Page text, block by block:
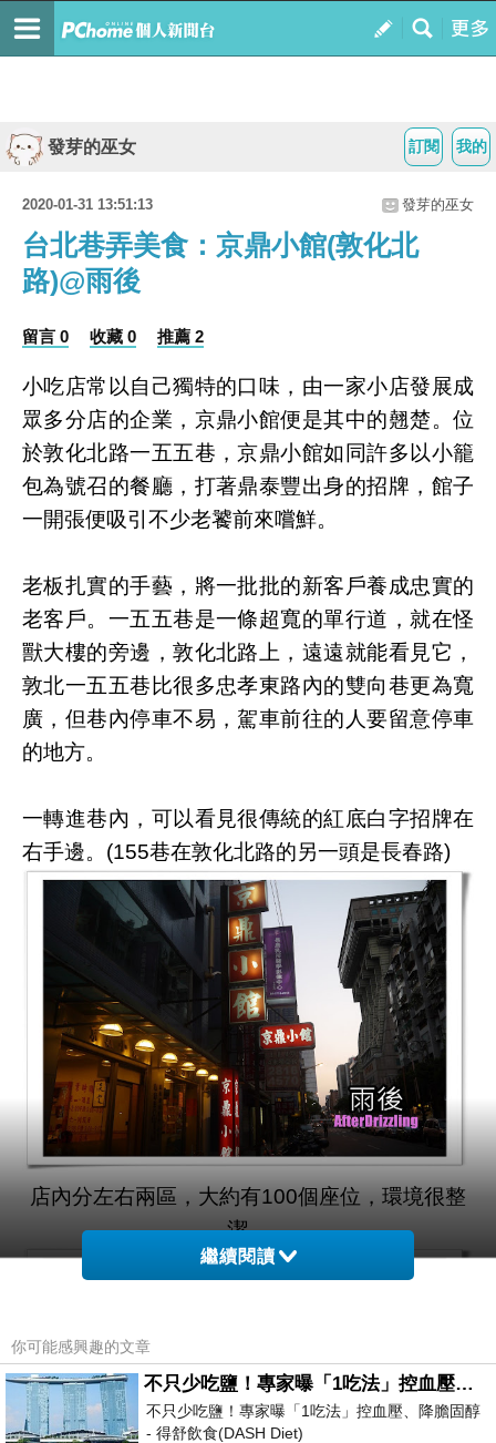
我的
訂閱
發芽的巫女
2020-01-31 13:51:13 發芽的巫女
台北巷弄美食：京鼎小館(敦化北
路)@雨後
留言 0 收藏 0 推薦 2
小吃店常以自己獨特的口味，由一家小店發展成
眾多分店的企業，京鼎小館便是其中的翹楚。位
於敦化北路一五五巷，京鼎小館如同許多以小籠
包為號召的餐廳，打著鼎泰豐出身的招牌，館子
一開張便吸引不少老饕前來嚐鮮。
老板扎實的手藝，將一批批的新客戶養成忠實的
老客戶。一五五巷是一條超寬的單行道，就在怪
獸大樓的旁邊，敦化北路上，遠遠就能看見它，
敦北一五五巷比很多忠孝東路內的雙向巷更為寬
廣，但巷內停車不易，駕車前往的人要留意停車
的地方。
一轉進巷內，可以看見很傳統的紅底白字招牌在
右手邊。(155巷在敦化北路的另一頭是長春路)
店內分左右兩區，大約有100個座位，環境很整
潔。
繼續閱讀
你可能感興趣的文章
不只少吃鹽！專家曝「1吃法」控血壓、降膽固醇 - 得舒飲食(DASH Diet)
不只少吃鹽！專家曝「1吃法」控血壓、降膽固醇
- 得舒飲食(DASH Diet)